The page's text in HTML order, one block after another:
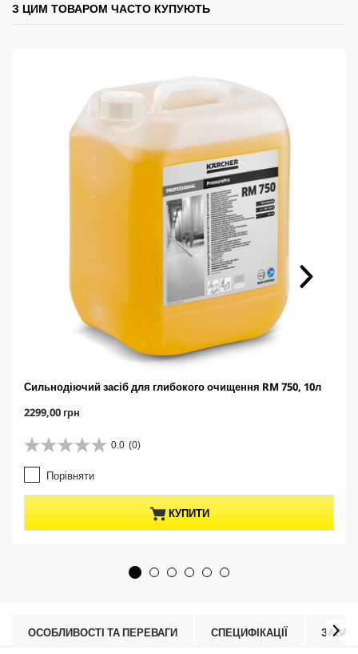
З ЦИМ ТОВАРОМ ЧАСТО КУПУЮТЬ
Сильнодіючий засіб для глибокого очищення RM 750, 10л
C
r
r
e
n
t
p
r
2299,00 грн
0.0 (0)
0
.
0
з
з
Порівняти
КУПИТИ
ОСОБЛИВОСТІ ТА ПЕРЕВАГИ СПЕЦИФІКАЦІЇ